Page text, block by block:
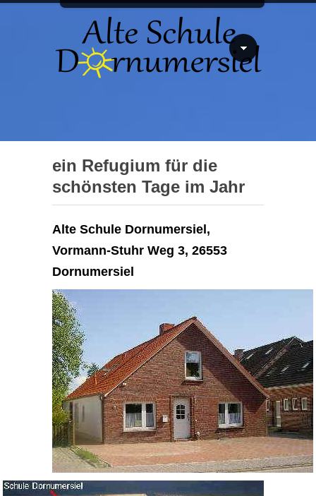
ein Refugium für die
schönsten Tage im Jahr
Alte Schule Dornumersiel,
Vormann-Stuhr Weg 3, 26553
Dornumersiel